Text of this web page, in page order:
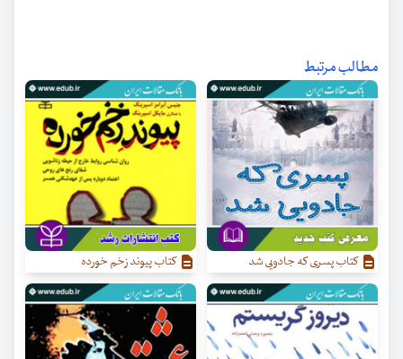
مطالب مرتبط
کتاب پسری که جادویی شد کتاب پیوند زخم خورده